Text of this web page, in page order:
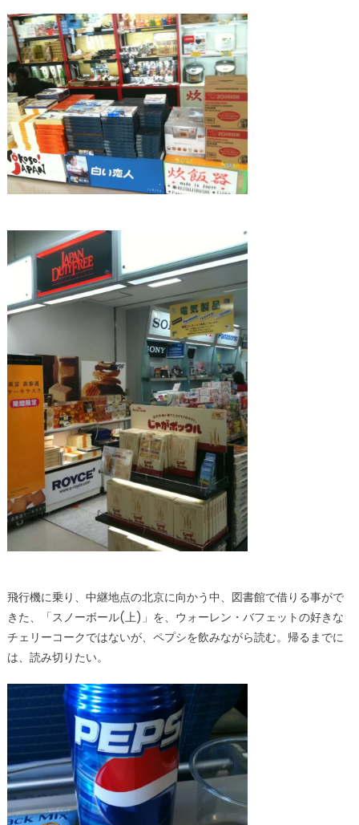
飛行機に乗り、中継地点の北京に向かう中、図書館で借りる事がで
きた、「スノーボール(上)」を、ウォーレン・バフェットの好きな
チェリーコークではないが、ペプシを飲みながら読む。帰るまでに
は、読み切りたい。